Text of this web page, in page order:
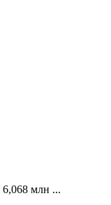
6,068 млн ...